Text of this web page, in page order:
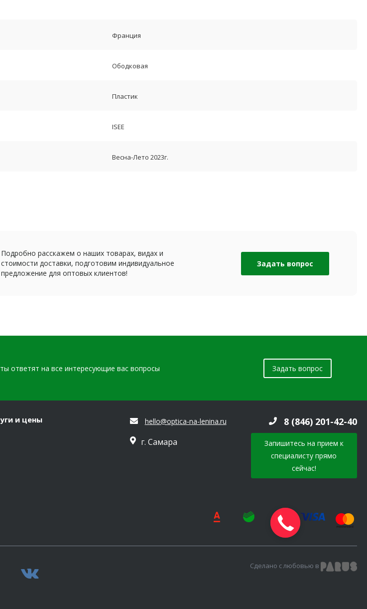
Франция
Ободковая
Пластик
ISEE
Весна-Лето 2023г.
Подробно расскажем о наших товарах, видах и
стоимости доставки, подготовим индивидуальное
предложение для оптовых клиентов!
Задать вопрос
ответят на все интересующие вас вопросы Задать вопрос
и цены hello@optica-na-lenina.ru
г. Самара
8 (846) 201-42-40
Запишитесь на прием к
специалисту прямо
сейчас!
Сделано с любовью в